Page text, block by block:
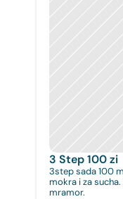
3 Step 100 zi
3step sada 100
mokra i za
mramor.